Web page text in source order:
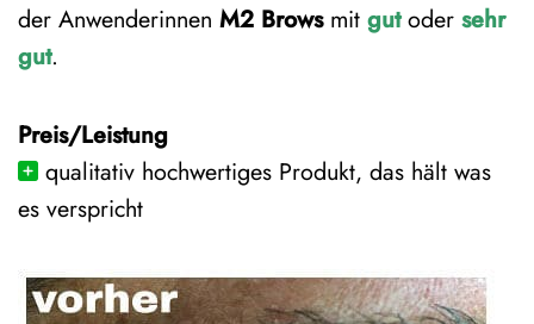
der Anwenderinnen M2 Browsmit gut oder sehr
gut.
Preis/Leistung
qualitativ hochwertiges Produkt, das hält was
es verspricht